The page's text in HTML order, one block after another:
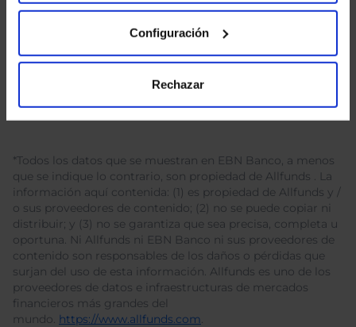
Configuración
Rechazar
*Todos los datos que se muestran en EBN Banco, a menos
que se indique lo contrario, son propiedad de Allfunds . La
información aquí contenida: (1) es propiedad de Allfunds y /
o sus proveedores de contenido; (2) no se puede copiar ni
distribuir; y (3) no se garantiza que sea precisa, completa u
oportuna. Ni Allfunds ni EBN Banco ni sus proveedores de
contenido son responsables de los daños o pérdidas que
surjan del uso de esta información. Allfunds es uno de los
proveedores de datos e infraestructuras de mercados
financieros más grandes del
mundo. https://www.allfunds.com.